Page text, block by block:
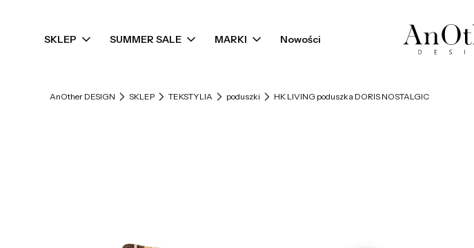
SKLEP SUMMER SALE MARKI Nowości
AnOther DESIGN SKLEP TEKSTYLIA poduszki HK LIVING poduszka DORIS NOSTALGIC